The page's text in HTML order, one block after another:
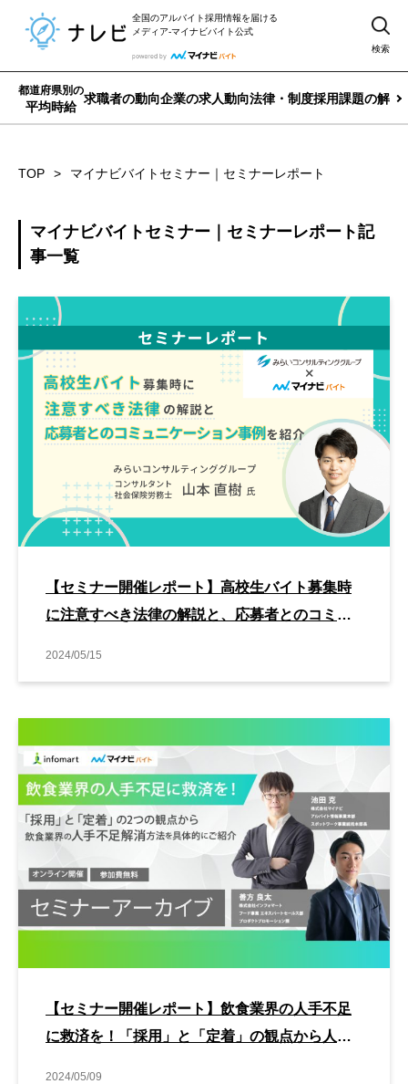
全国のアルバイト採用情報を届ける
メディア-マイナビバイト公式
検索
都道府県別の
平均時給
求職者の動向企業の求人動向法律・制度採用課題の解決
TOP マイナビバイトセミナー｜セミナーレポート
マイナビバイトセミナー｜セミナーレポート記
事一覧
【セミナー開催レポート】高校生バイト募集時
に注意すべき法律の解説と、応募者とのコミュ
2024/05/15
【セミナー開催レポート】飲食業界の人手不足
に救済を！「採用」と「定着」の観点から人手
2024/05/09